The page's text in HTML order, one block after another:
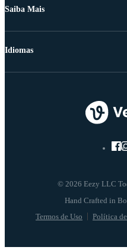
Saiba Mais
© 2026 Eezy LLC
Termos de Uso Política
Idiomas